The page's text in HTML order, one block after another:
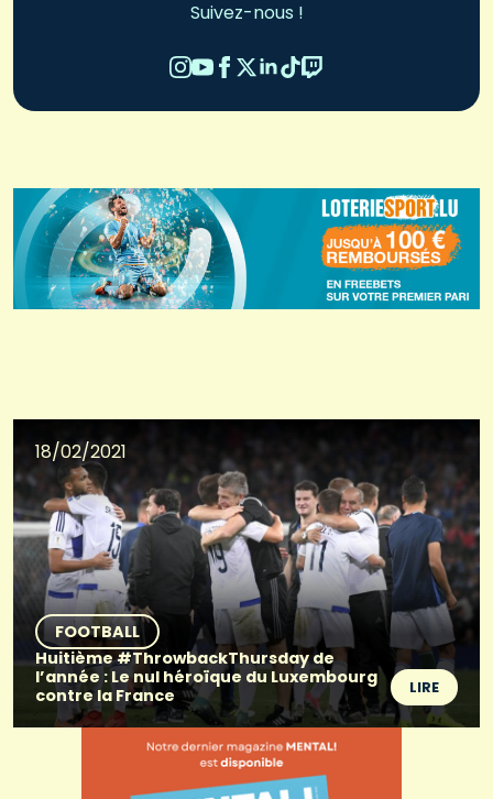
Suivez-nous !
18/02/2021
FOOTBALL
Huitième #ThrowbackThursday de
l’année : Le nul héroïque du Luxembourg
contre la France
LIRE